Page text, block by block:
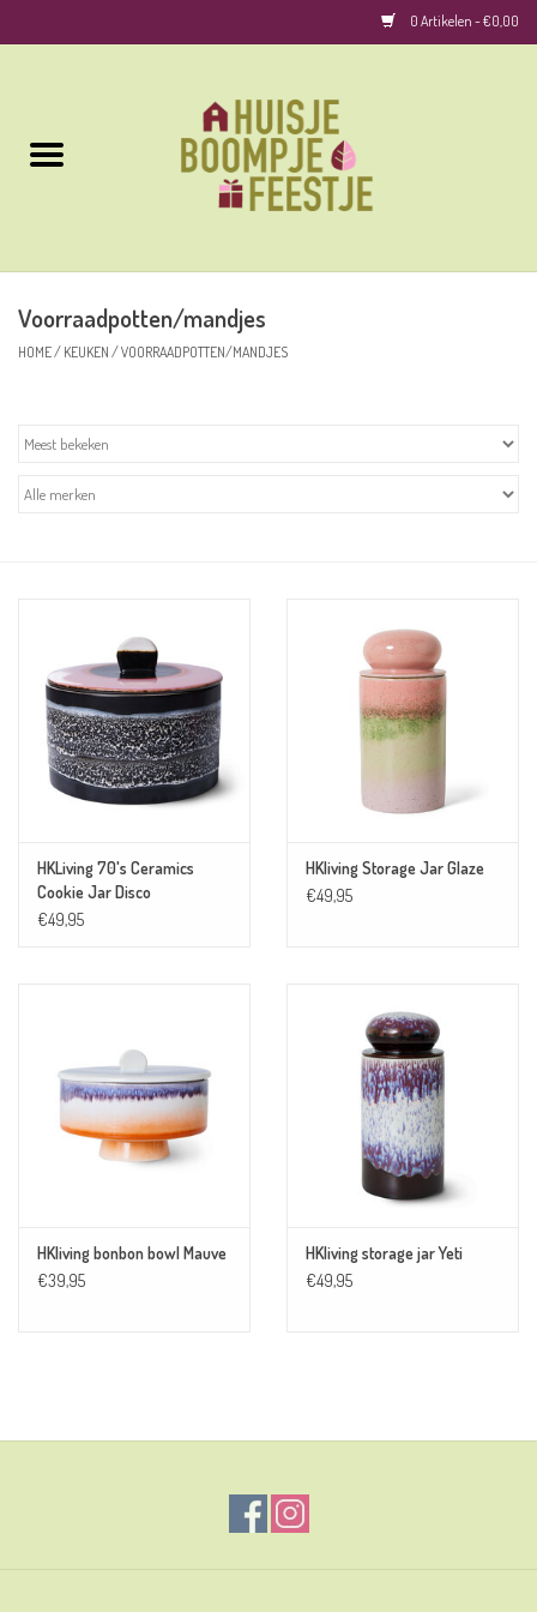
0 Artikelen - €0,00
Woonaccessoires
Voorraadpotten/mandjes
HOME/ KEUKEN /VOORRAADPOTTEN/MANDJES
HKLiving 70's Ceramics
Cookie Jar Disco
€49,95
HKliving Storage Jar Glaze
€49,95
HKliving bonbon bowl Mauve
€39,95
HKliving storage jar Yeti
€49,95